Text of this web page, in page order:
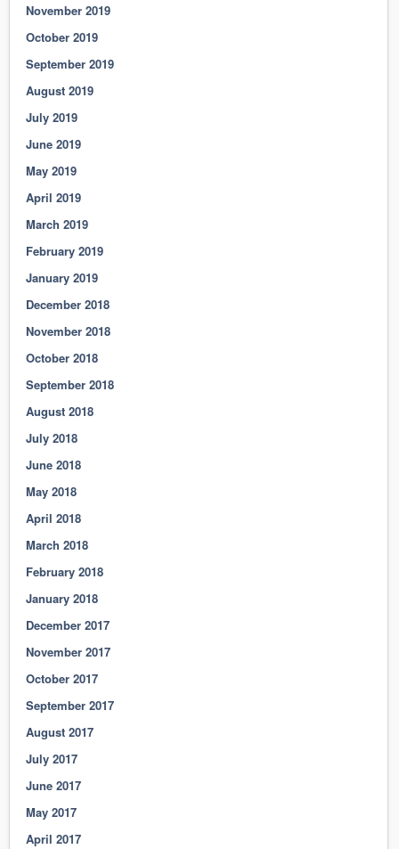
November 2019
October 2019
September 2019
August 2019
July 2019
June 2019
May 2019
April 2019
March 2019
February 2019
January 2019
December 2018
November 2018
October 2018
September 2018
August 2018
July 2018
June 2018
May 2018
April 2018
March 2018
February 2018
January 2018
December 2017
November 2017
October 2017
September 2017
August 2017
July 2017
June 2017
May 2017
April 2017